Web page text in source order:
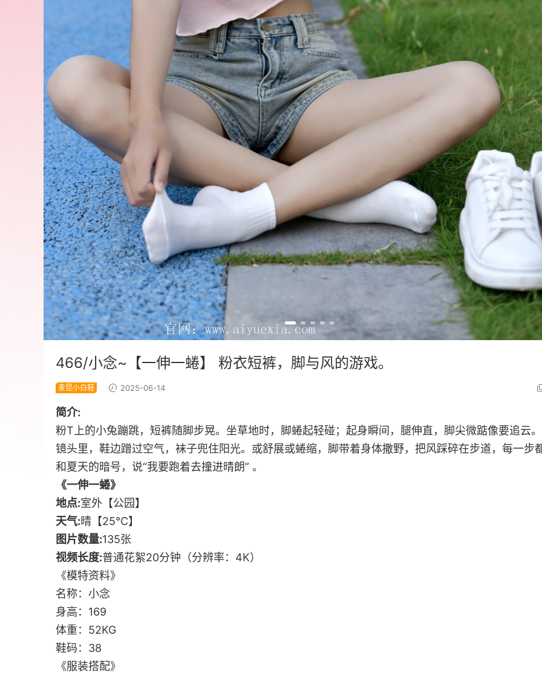
466/小念~【一伸一蜷】 粉衣短裤，脚与风的游戏。
麦昆小白鞋 2025-06-14
简介:
粉T上的小兔蹦跳，短裤随脚步晃。坐草地时，脚蜷起轻碰；起身瞬间，腿伸直，脚尖微踮像要追云
镜头里，鞋边蹭过空气，袜子兜住阳光。或舒展或蜷缩，脚带着身体撒野，把风踩碎在步道，每一步
和夏天的暗号，说“我要跑着去撞进晴朗” 。
《一伸一蜷》
地点:室外【公园】
天气:晴【25℃】
图片数量:135张
视频长度:普通花絮20分钟（分辨率：4K）
《模特资料》
名称：小念
身高：169
体重：52KG
鞋码：38
《服装搭配》